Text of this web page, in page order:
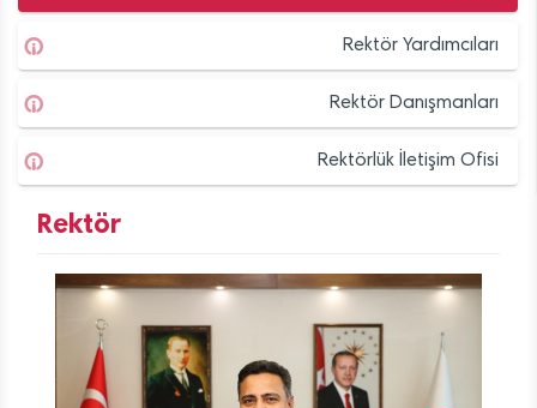
Rektör Yardımcıları
Rektör Danışmanları
Rektörlük İletişim Ofisi
Rektör